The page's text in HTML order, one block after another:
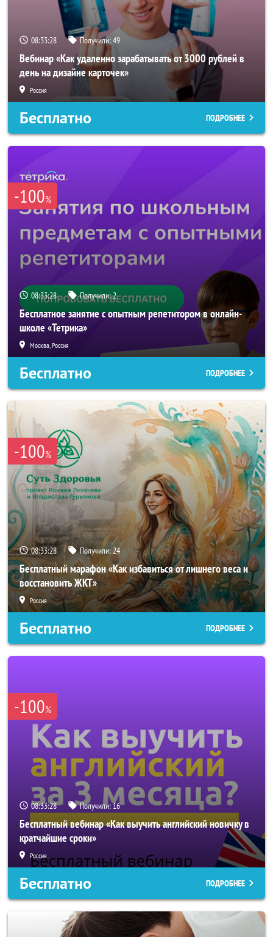
08:33:26 Получили:49
Вебинар «Как удаленно зарабатывать от 3000 рублей в
день на дизайне карточек»
Россия
Бесплатно ПОДРОБНЕЕ
-100%
08:33:26 Получили:2
Бесплатное занятие с опытным репетитором в онлайн-
школе «Тетрика»
Москва, Россия
Бесплатно ПОДРОБНЕЕ
-100%
08:33:26 Получили:24
Бесплатный марафон «Как избавиться от лишнего веса и
восстановить ЖКТ»
Россия
Бесплатно ПОДРОБНЕЕ
-100%
08:33:26 Получили:16
Бесплатный вебинар «Как выучить английский новичку в
кратчайшие сроки»
Россия
Бесплатно ПОДРОБНЕЕ